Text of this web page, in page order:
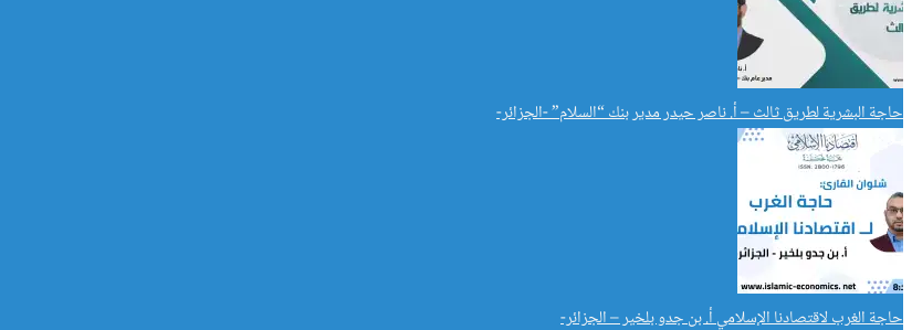
حاجة البشرية لطريق ثالث – أ. ناصر حيدر مدير بنك “السلام” -الجزائر-
حاجة الغرب لاقتصادنا الإسلامي أ. بن جدو بلخير – الجزائر-